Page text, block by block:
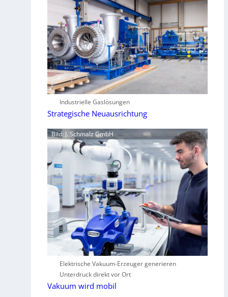
Industrielle Gaslösungen
Strategische Neuausrichtung
Bild: J. Schmalz GmbH
Elektrische Vakuum-Erzeuger generieren
Unterdruck direkt vor Ort
Vakuum wird mobil